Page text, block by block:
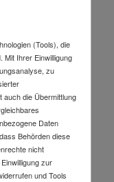
230V
(Tools), die
Mit Ihrer Einwilligung
zu
auch die Übermittlung
Daten
Behörden diese
nicht
zur
und Tools